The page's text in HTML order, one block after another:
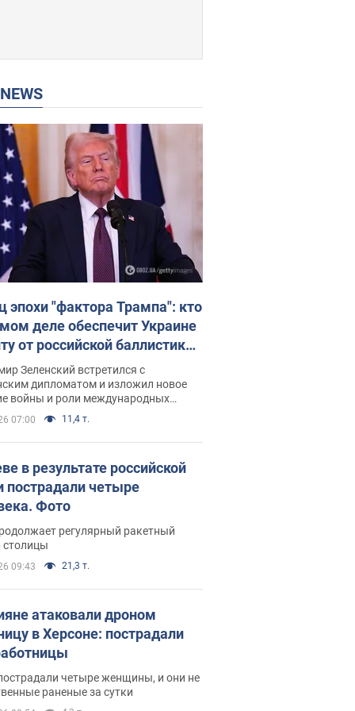
NEWS
эпохи "фактора Трампа": кто
деле обеспечит Украине
от российской баллистики.
с Безсмертным
Зеленский встретился с
дипломатом и изложил новое
войны и роли международных
в борьбе с Россией
07:00 11,4 т.
в результате российской
пострадали четыре
Фото
регулярный ракетный
столицы
09:43 21,3 т.
атаковали дроном
в Херсоне: пострадали
четыре женщины, и они не
раненые за сутки